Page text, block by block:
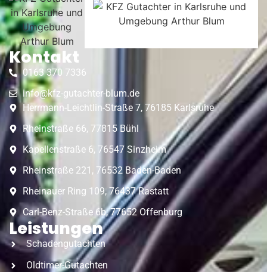
Kontakt
0163 370 7336
info@kfz-gutachter-blum.de
Herrmann-Leichtlin-Straße 7, 76185 Karlsruhe
Rheinstraße 66, 77815 Bühl
Kapellenstraße 6, 76547 Sinzheim
Rheinstraße 221, 76532 Baden-Baden
Rheinauer Ring 109, 76437 Rastatt
Carl-Benz-Straße 6b, 77652 Offenburg
Leistungen
Schadengutachten
Oldtimer-Gutachten